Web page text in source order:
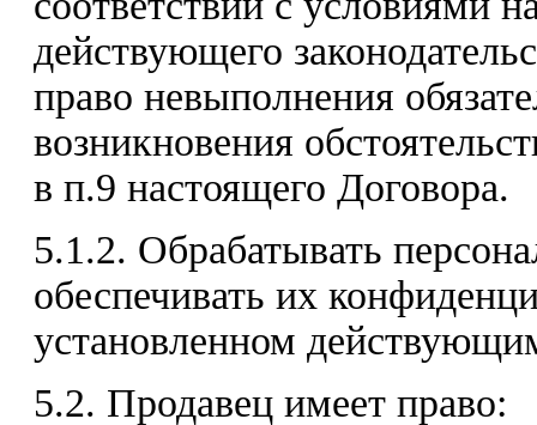
действующего
право невыполнения
возникновения
в п.9 настоящего Договора.
5.1.2. Обрабатывать
обеспечивать их
установленном
5.2. Продавец имеет право: